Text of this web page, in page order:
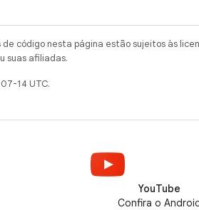
de código nesta página estão sujeitos às
suas afiliadas.
14 UTC.
YouTube
Confira o